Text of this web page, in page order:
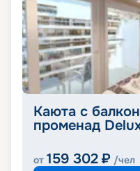
Каюта с
променад
от 159 302 ₽ /чел